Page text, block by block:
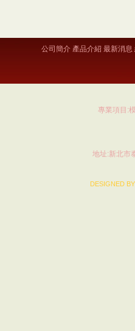
公司簡介 產品介紹 最新消息
專業項目:
地址:新北市
DESIGNED